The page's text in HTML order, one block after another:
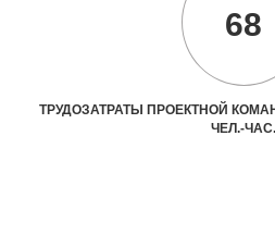
68
ТРУДОЗАТРАТЫ ПРОЕКТНОЙ
ЧЕЛ.-ЧАС.